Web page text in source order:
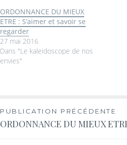
ORDONNANCE DU MIEUX
ETRE : S’aimer et savoir se
regarder
27 mai 2016
Dans "Le kaleidoscope de nos
envies"
PUBLICATION PRÉCÉDENTE
ORDONNANCE DU MIEUX